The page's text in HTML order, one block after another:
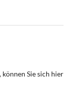
können Sie sich hier